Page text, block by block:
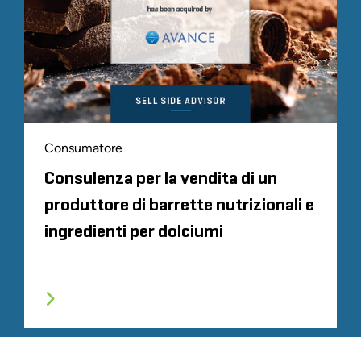
Consumatore
Consulenza per la vendita di un
produttore di barrette nutrizionali e
ingredienti per dolciumi